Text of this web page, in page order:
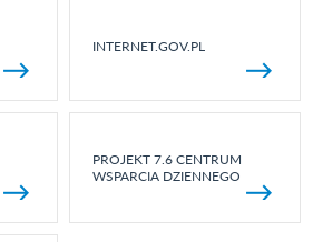
INTERNET.GOV.PL
PROJEKT 7.6 CENTRUM
WSPARCIA DZIENNEGO